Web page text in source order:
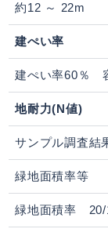
約12 ～ 22m
建ぺい率
建ぺい率60％
地耐力(N値)
サンプル調査結
緑地面積率等
緑地面積率 20/